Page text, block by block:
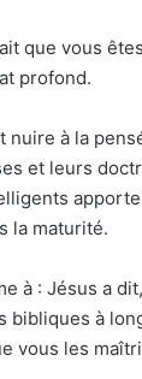
que vous
profond.
nuire à la
et leurs
la maturité.
à : Jésus a
bibliques à
vous les